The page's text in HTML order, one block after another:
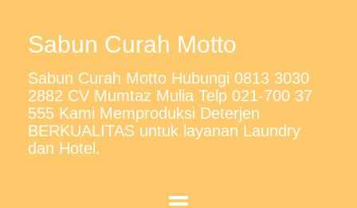
Sabun Curah Motto
Sabun Curah Motto Hubungi 0813 3030
2882 CV Mumtaz Mulia Telp 021-700 37
555 Kami Memproduksi Deterjen
BERKUALITAS untuk layanan Laundry
dan Hotel.